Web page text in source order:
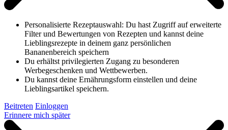
Personalisierte Rezeptauswahl: Du hast Zugriff auf erweiterte
Filter und Bewertungen von Rezepten und kannst deine
Lieblingsrezepte in deinem ganz persönlichen
Bananenbereich speichern
Du erhältst privilegierten Zugang zu besonderen
Werbegeschenken und Wettbewerben.
Du kannst deine Ernährungsform einstellen und deine
Lieblingsartikel speichern.
Beitreten Einloggen
Erinnere mich später